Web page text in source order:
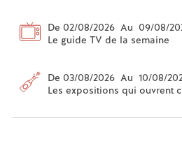
De 02/08/2026 Au 09/08/
Le guide TV de la semaine
De 03/08/2026 Au 10/08/
Les expositions qui ouvrent